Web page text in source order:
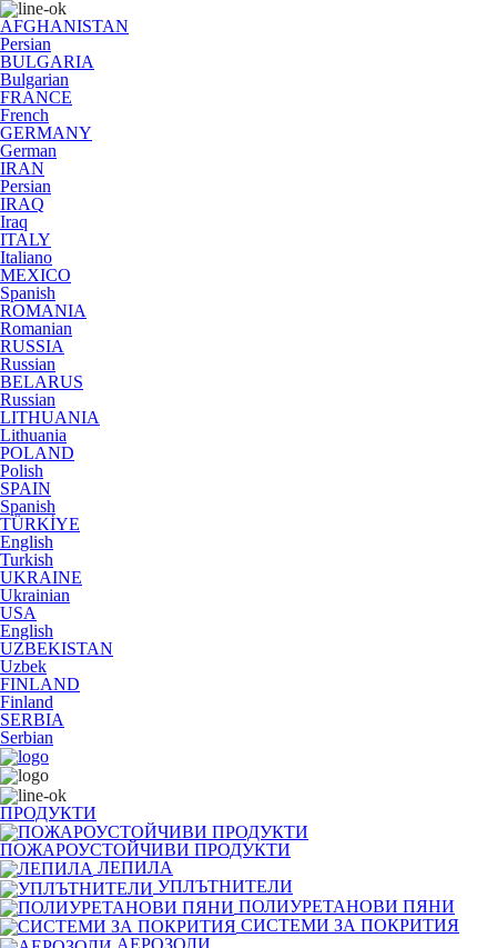
AFGHANISTAN
Persian
BULGARIA
Bulgarian
FRANCE
French
GERMANY
German
IRAN
Persian
IRAQ
Iraq
ITALY
Italiano
MEXICO
Spanish
ROMANIA
Romanian
RUSSIA
Russian
BELARUS
Russian
LITHUANIA
Lithuania
POLAND
Polish
SPAIN
Spanish
TÜRKİYE
English
Turkish
UKRAINE
Ukrainian
USA
English
UZBEKISTAN
Uzbek
FINLAND
Finland
SERBIA
Serbian
ПРОДУКТИ
ПОЖАРОУСТОЙЧИВИ ПРОДУКТИ
ЛЕПИЛА
УПЛЪТНИТЕЛИ
ПОЛИУРЕТАНОВИ ПЯНИ
СИСТЕМИ ЗА ПОКРИТИЯ